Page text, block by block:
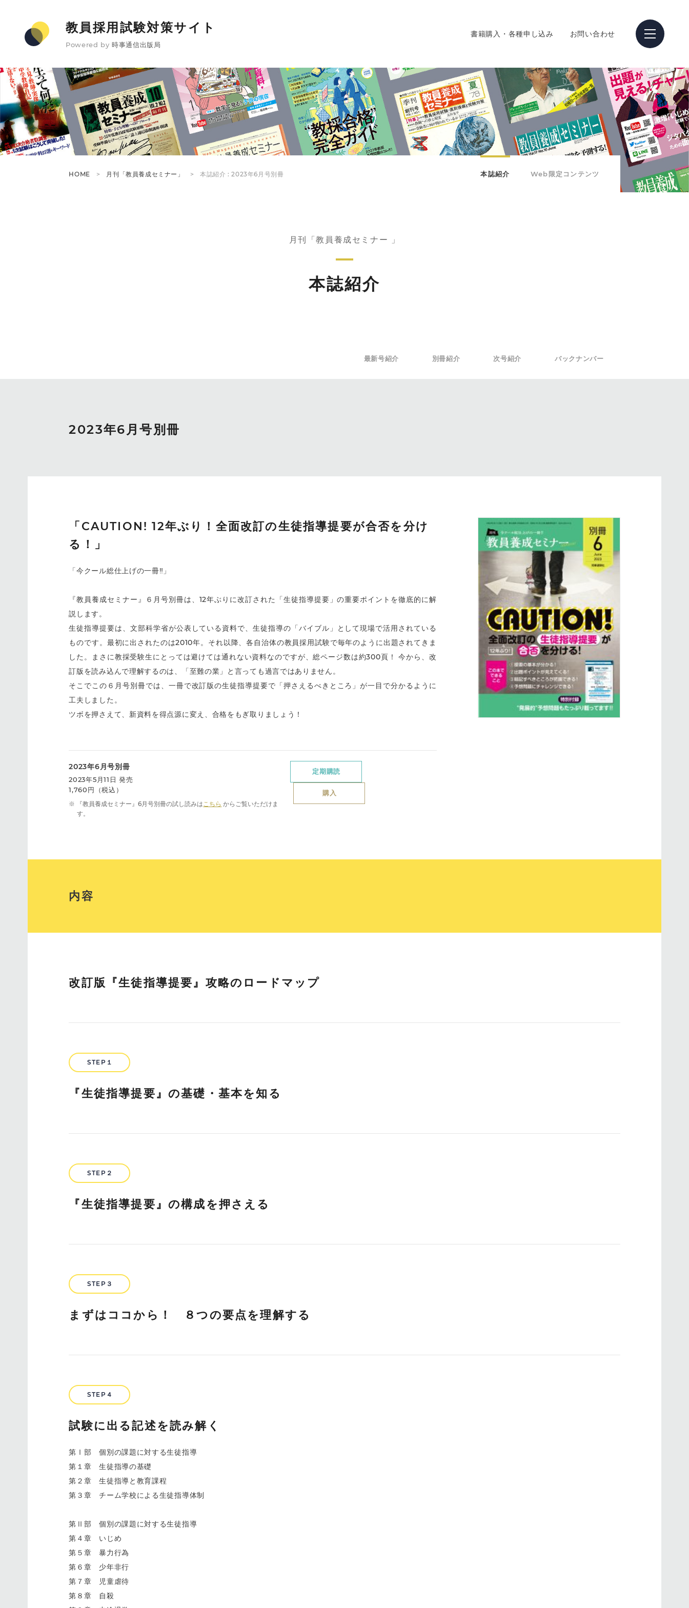
教員採用試験対策サイト
Powered by 時事通信出版局
書籍購入・各種申し込み お問い合わせ
HOME 月刊「教員養成セミナー」 本誌紹介 : 2023年6月号別冊 本誌紹介 Web限定コンテンツ
月刊「教員養成セミナー 」
本誌紹介
最新号紹介 別冊紹介 次号紹介 バックナンバー
2023年6月号別冊
「CAUTION! 12年ぶり！全面改訂の生徒指導提要が合否を分け
る！」
「今クール総仕上げの一冊‼︎」
『教員養成セミナー』６月号別冊は、12年ぶりに改訂された「生徒指導提要」の重要ポイントを徹底的に解
説します。
生徒指導提要は、文部科学省が公表している資料で、生徒指導の「バイブル」として現場で活用されている
ものです。最初に出されたのは2010年。それ以降、各自治体の教員採用試験で毎年のように出題されてきま
した。まさに教採受験生にとっては避けては通れない資料なのですが、総ページ数は約300頁！ 今から、改
訂版を読み込んで理解するのは、「至難の業」と言っても過言ではありません。
そこでこの６月号別冊では、一冊で改訂版の生徒指導提要で「押さえるべきところ」が一目で分かるように
工夫しました。
ツボを押さえて、新資料を得点源に変え、合格をもぎ取りましょう！
2023年6月号別冊
2023年5月11日 発売
1,760円（税込）
※ 『教員養成セミナー』6月号別冊の試し読みはこちら からご覧いただけま
す。
定期購読
購入
内容
改訂版『生徒指導提要』攻略のロードマップ
STEP１
『生徒指導提要』の基礎・基本を知る
STEP２
『生徒指導提要』の構成を押さえる
STEP３
まずはココから！ ８つの要点を理解する
STEP４
試験に出る記述を読み解く
第Ⅰ部 個別の課題に対する生徒指導
第１章 生徒指導の基礎
第２章 生徒指導と教育課程
第３章 チーム学校による生徒指導体制
第Ⅱ部 個別の課題に対する生徒指導
第４章 いじめ
第５章 暴力行為
第６章 少年非行
第７章 児童虐待
第８章 自殺